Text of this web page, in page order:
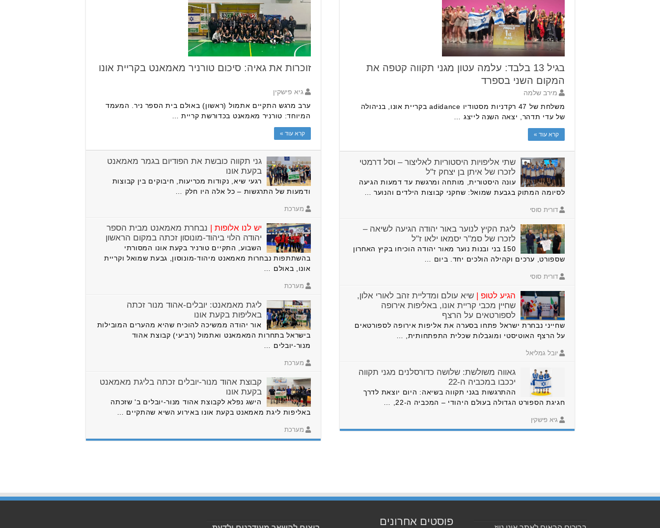
זוכרות את גאיה: סיכום טורניר מאמאנט בקריית אונו
גיא פישקין
ערב מרגש התקיים אתמול (ראשון) באולם בית הספר ניר. המעמד
המיוחד: טורניר מאמאנט בכדורשת קריית …
קרא עוד »
גני תקווה כובשת את הפודיום בגמר מאמאנט
בקעת אונו
רגעי שיא, נקודות מכריעות, חיבוקים בין קבוצות
ודמעות של התרגשות – כל אלה היו חלק …
מערכת
יש לנו אלופות | נבחרת מאמאנט מבית הספר
יהודה הלוי ביהוד-מונוסון זכתה במקום הראשון
השבוע, התקיים טורניר בקעת אונו המסורתי
בהשתתפות נבחרות מאמאנט מיהוד-מונוסון, גבעת שמואל וקריית
אונו, באולם …
מערכת
ליגת מאמאנט: יובלים-אהוד מנור זכתה
באליפות בקעת אונו
אור יהודה ממשיכה להוכיח שהיא מהערים המובילות
בישראל בתחרות המאמאנט ואתמול (רביעי) קבוצת אהוד
מנור-יובלים …
מערכת
קבוצת אהוד מנור-יובלים זכתה בליגת מאמאנט
בקעת אונו
הישג נפלא לקבוצת אהוד מנור-יובלים ב' שזכתה
באליפות ליגת מאמאנט בקעת אונו באירוע השיא שהתקיים …
מערכת
בגיל 13 בלבד: עלמה עטון מגני תקווה קטפה את
המקום השני בספרד
מירב שלמה
משלחת של 47 רקדניות מסטודיו adidance בקריית אונו, בניהולה
של עדי תדהר, יצאה השנה לייצג …
קרא עוד »
שתי אליפויות היסטוריות לאליצור – וסל דרמטי
לזכרו של איתן בן יצחק ז"ל
עונה היסטורית, מותחה ומרגשת עד דמעות הגיעה
לסיומה המתוק בגבעת שמואל: שחקני קבוצות הילדים והנוער …
דורית סוסי
ליגת הקיץ לנוער באור יהודה הגיעה לשיאה –
לזכרו של סמ"ר יסמאו ילאו ז"ל
150 בני ובנות נוער מאור יהודה הוכיחו בקיץ האחרון
שספורט, ערכים וקהילה הולכים יחד. ביום …
דורית סוסי
הגיע לטופ | שיא עולם ומדליית זהב לאורי אלון,
שחיין מכבי קריית אונו, באליפות אירופה
לספורטאים על הרצף
שחייני נבחרת ישראל פתחו בסערה את אליפות אירופה לספורטאים
על הרצף האוטיסטי ומוגבלות שכלית התפתחותית, …
יובל גמליאל
גאווה משולשת: שלושה כדורסלנים מגני תקווה
יככבו במכביה ה-22
ההתרגשות בגני תקווה בשיאה: היום יוצאת לדרך
חגיגת הספורט הגדולה בעולם היהודי – המכביה ה-22, …
גיא פישקין
פוסטים אחרונים